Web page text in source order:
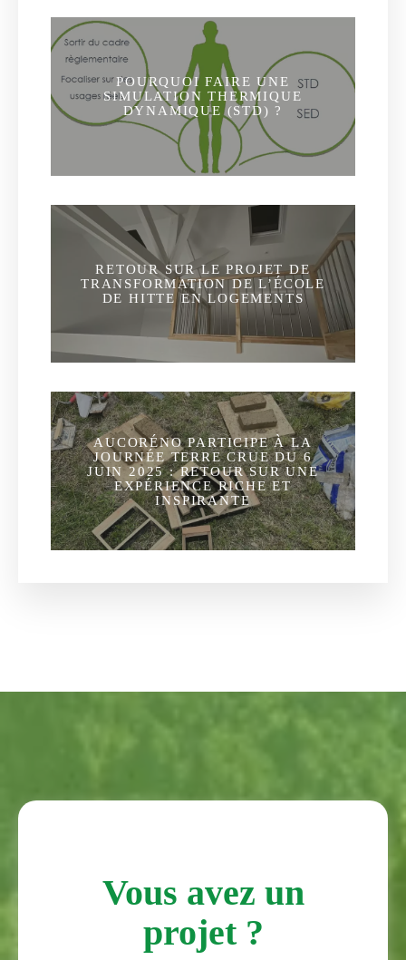
POURQUOI FAIRE UNE
SIMULATION THERMIQUE
DYNAMIQUE (STD) ?
RETOUR SUR LE PROJET DE
TRANSFORMATION DE L’ÉCOLE
DE HITTE EN LOGEMENTS
AUCORÉNO PARTICIPE À LA
JOURNÉE TERRE CRUE DU 6
JUIN 2025 : RETOUR SUR UNE
EXPÉRIENCE RICHE ET
INSPIRANTE
Vous avez un
projet ?